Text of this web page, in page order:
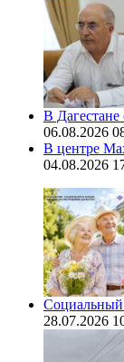
В
06.08.2026
В центре
04.08.2026
Социальный
28.07.2026